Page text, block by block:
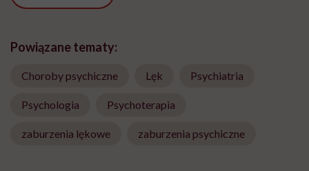
Powiązane tematy:
Choroby psychiczne Lęk Psychiatria
Psychologia Psychoterapia
zaburzenia lękowe zaburzenia psychiczne